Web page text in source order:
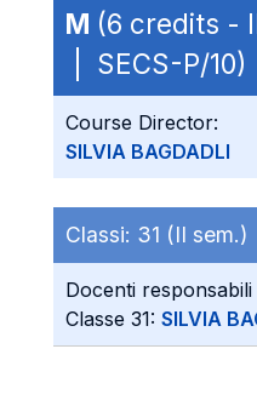
M (6 credits -
| SECS-P/10)
Course Director:
SILVIA BAGDADLI
Classi: 31 (II sem.)
Docenti responsabili
Classe 31: SILVIA